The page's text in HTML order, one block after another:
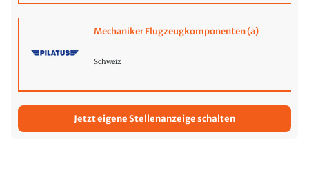
Mechaniker Flugzeugkomponenten (a)
Schweiz
Jetzt eigene Stellenanzeige schalten